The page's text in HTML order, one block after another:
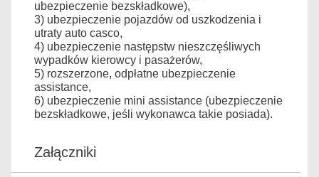
ubezpieczenie bezskładkowe),
3) ubezpieczenie pojazdów od uszkodzenia i
utraty auto casco,
4) ubezpieczenie następstw nieszczęśliwych
wypadków kierowcy i pasażerów,
5) rozszerzone, odpłatne ubezpieczenie
assistance,
6) ubezpieczenie mini assistance (ubezpieczenie
bezskładkowe, jeśli wykonawca takie posiada).
Załączniki